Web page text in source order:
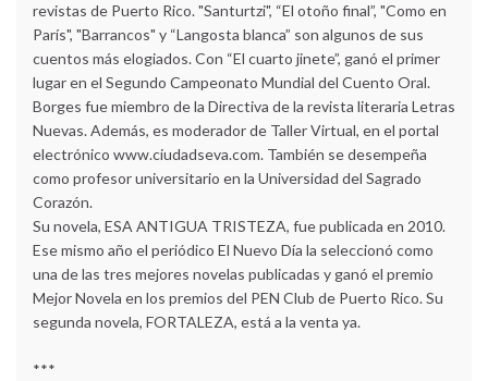
revistas de Puerto Rico. "Santurtzi", “El otoño final”, "Como en
París", "Barrancos" y “Langosta blanca” son algunos de sus
cuentos más elogiados. Con “El cuarto jinete”, ganó el primer
lugar en el Segundo Campeonato Mundial del Cuento Oral.
Borges fue miembro de la Directiva de la revista literaria Letras
Nuevas. Además, es moderador de Taller Virtual, en el portal
electrónico www.ciudadseva.com. También se desempeña
como profesor universitario en la Universidad del Sagrado
Corazón.
Su novela, ESA ANTIGUA TRISTEZA, fue publicada en 2010.
Ese mismo año el periódico El Nuevo Día la seleccionó como
una de las tres mejores novelas publicadas y ganó el premio
Mejor Novela en los premios del PEN Club de Puerto Rico. Su
segunda novela, FORTALEZA, está a la venta ya.
***